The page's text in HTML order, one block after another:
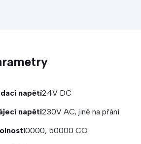
napětí24V DC
napětí230V AC, jiné na přání
10000, 50000 CO